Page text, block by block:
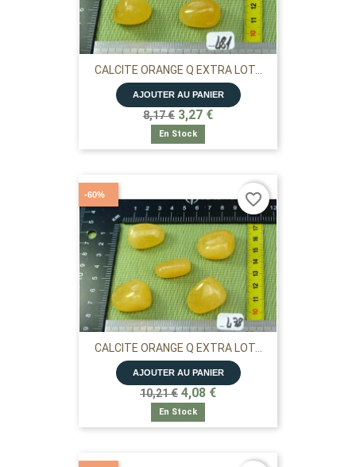
CALCITE ORANGE Q EXTRA LOT...
AJOUTER AU PANIER
8,17 € 3,27 €
En Stock
CALCITE ORANGE Q EXTRA LOT...
AJOUTER AU PANIER
10,21 € 4,08 €
En Stock
-60% favorite_border